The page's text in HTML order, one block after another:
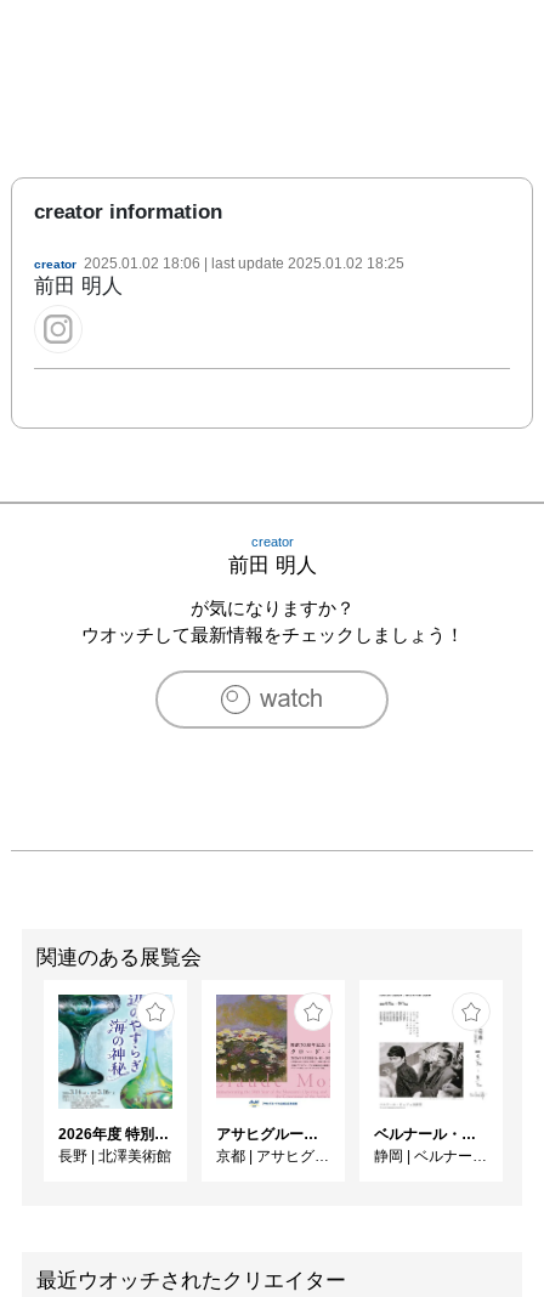
creator information
creator 2025.01.02 18:06 | last update 2025.01.02 18:25
前田 明人
creator
前田 明人
が気になりますか？
ウオッチして最新情報をチェックしましょう！
関連のある展覧会
2026年度 特別展「ガレとドーム、アール･ヌーヴォーのガラス 水辺のやすらぎ、海の神秘」
長野 | 北澤美術館
アサヒグループ大山崎山荘美術館 開館30周年記念展「没後100年 クロード・モネ」
京都 | アサヒグループ大山崎山荘美術館
ベルナール・ビュフェと写真 ーカメラがとらえたビュフェとその時代、そして21 世紀へ
静岡 | ベルナール・ビュフェ美術館
最近ウオッチされたクリエイター